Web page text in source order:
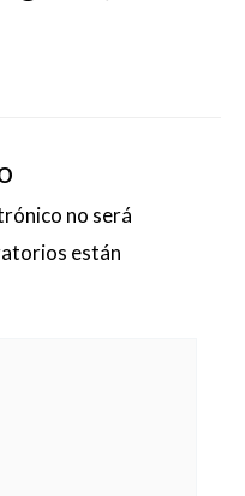
no será
están